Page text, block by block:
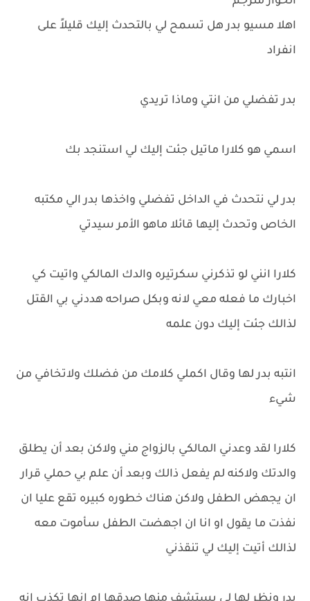
اهلا مسيو بدر هل تسمح لي بالتحدث إليك قليلاً على
انفراد
بدر تفضلي من انتي وماذا تريدي
اسمي هو كلارا ماتيل جئت إليك لي استنجد بك
بدر لي نتحدث في الداخل تفضلي واخذها بدر الي مكتبه
الخاص وتحدث إليها قائلا ماهو الأمر سيدتي
كلارا انني لو تذكرني سكرتيره والدك المالكي واتيت كي
اخبارك ما فعله معي لانه وبكل صراحه هددني بي القتل
لذالك جئت إليك دون علمه
انتبه بدر لها وقال اكملي كلامك من فضلك ولاتخافي من
شيء
كلارا لقد وعدني المالكي بالزواج مني ولاكن بعد أن يطلق
والدتك ولاكنه لم يفعل ذالك وبعد أن علم بي حملي قرار
ان يجهض الطفل ولاكن هناك خطوره كبيره تقع عليا ان
نفذت ما يقول او انا ان اجهضت الطفل سأموت معه
لذالك أتيت إليك لي تنقذني